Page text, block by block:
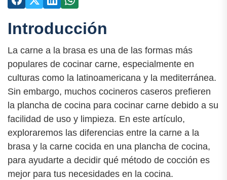
Introducción
La carne a la brasa es una de las formas más
populares de cocinar carne, especialmente en
culturas como la latinoamericana y la mediterránea.
Sin embargo, muchos cocineros caseros prefieren
la plancha de cocina para cocinar carne debido a su
facilidad de uso y limpieza. En este artículo,
exploraremos las diferencias entre la carne a la
brasa y la carne cocida en una plancha de cocina,
para ayudarte a decidir qué método de cocción es
mejor para tus necesidades en la cocina.